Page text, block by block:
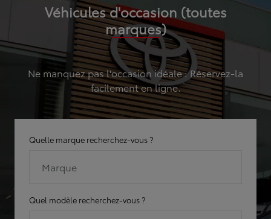
Véhicules d'occasion (toutes
marques)
Ne manquez pas l'occasion idéale : Réservez-la
facilement en ligne.
Quelle marque recherchez-vous ?
Marque
Quel modèle recherchez-vous ?